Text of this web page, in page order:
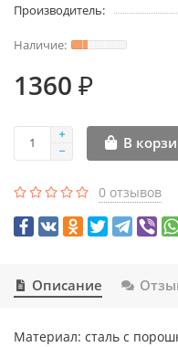
Производитель:
1360 ₽
В
0 отзывов
Описание
Материал: сталь с